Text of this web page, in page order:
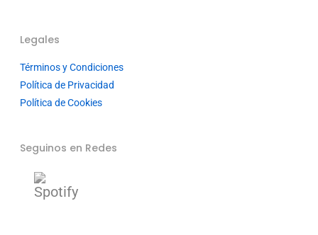
Legales
Términos y Condiciones
Política de Privacidad
Política de Cookies
Seguinos en Redes